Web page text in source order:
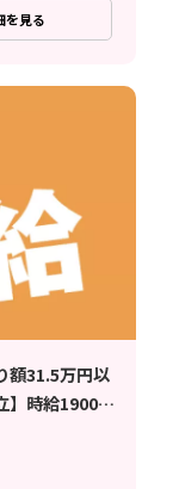
を見る
額31.5万円以
】時給1900
/土日orシフ